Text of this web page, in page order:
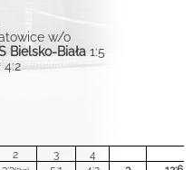
w/o
Bielsko-Biała 1:5
2 3
4